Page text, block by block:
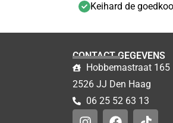
Keihard de
CONTACT GEGEVENS
Hobbemastraat 165
2526 JJ Den Haag
06 25 52 63 13